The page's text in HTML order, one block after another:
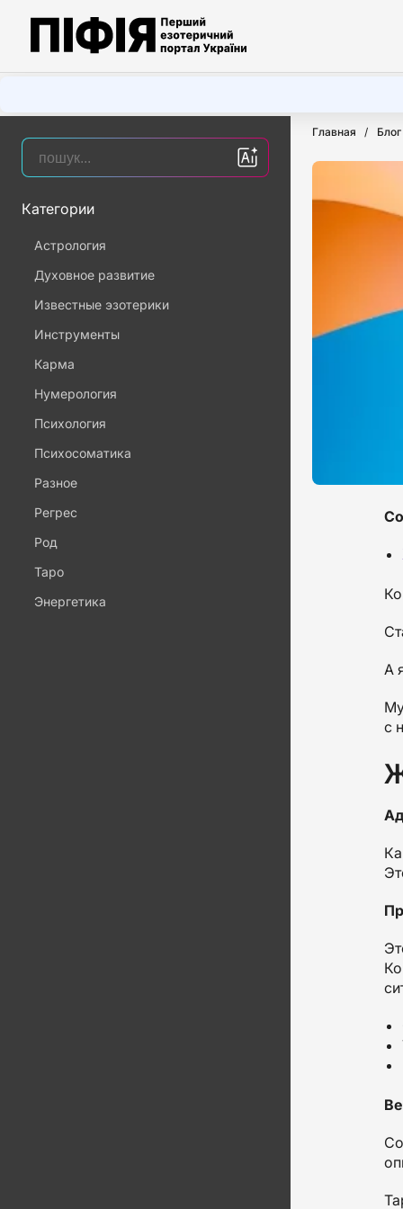
Главная Блог
А
с
Категории
Астрология
Духовное развитие
Известные эзотерики
Инструменты
Карма
Нумерология
Психология
Психосоматика
Разное
Регрес
Род
Таро
Энергетика